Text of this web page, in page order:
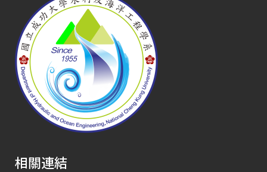
相關連結